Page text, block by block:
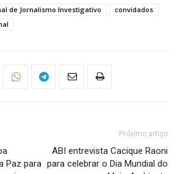
de Jornalismo Investigativo
convidados
Paz para
Próximo artigo
ABI entrevista Cacique Raoni
para celebrar o Dia Mundial do